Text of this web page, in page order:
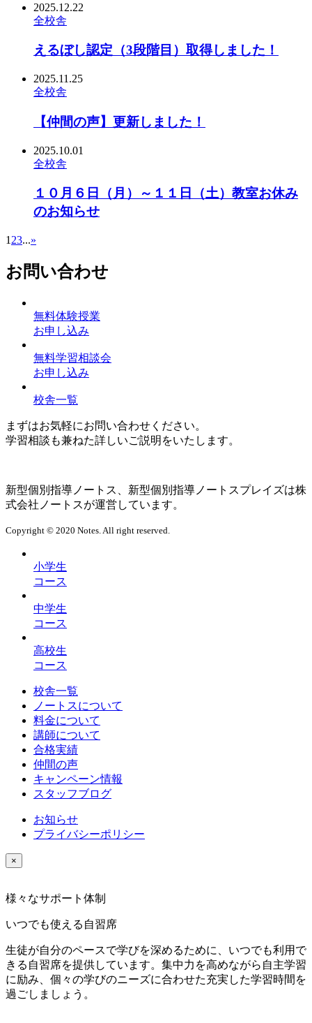
2025.12.22
全校舎
えるぼし認定（3段階目）取得しました！
2025.11.25
全校舎
【仲間の声】更新しました！
2025.10.01
全校舎
１０月６日（月）～１１日（土）教室お休み
のお知らせ
1 23...»
お問い合わせ
無料体験授業
お申し込み
無料学習相談会
お申し込み
校舎一覧
まずはお気軽にお問い合わせください。
学習相談も兼ねた詳しいご説明をいたします。
新型個別指導ノートス、新型個別指導ノートスプレイズは株
式会社ノートスが運営しています。
Copyright © 2020 Notes. All right reserved.
小学生
コース
中学生
コース
高校生
コース
校舎一覧
ノートスについて
料金について
講師について
合格実績
仲間の声
キャンペーン情報
スタッフブログ
お知らせ
プライバシーポリシー
×
様々なサポート体制
いつでも使える自習席
生徒が自分のペースで学びを深めるために、いつでも利用で
きる自習席を提供しています。集中力を高めながら自主学習
に励み、個々の学びのニーズに合わせた充実した学習時間を
過ごしましょう。